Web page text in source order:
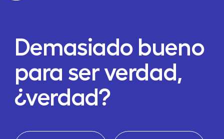
Demasiado bueno
para ser verdad,
¿verdad?